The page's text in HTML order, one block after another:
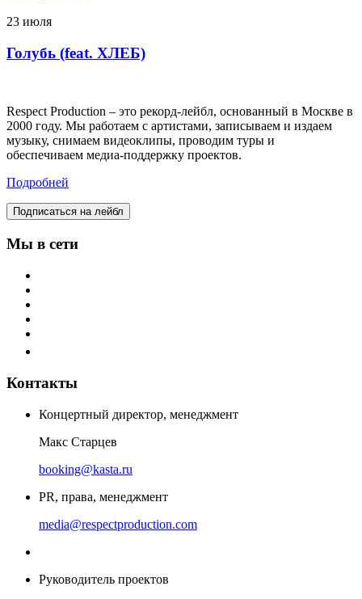
23 июля
Голубь (feat. ХЛЕБ)
Respect Production – это рекорд-лейбл, основанный в Москве в
2000 году. Мы работаем с артистами, записываем и издаем
музыку, снимаем видеоклипы, проводим туры и
обеспечиваем медиа-поддержку проектов.
Подробней
Подписаться на лейбл
Мы в сети
Контакты
Концертный директор, менеджмент
Макс Старцев
booking@kasta.ru
PR, права, менеджмент
media@respectproduction.com
Руководитель проектов